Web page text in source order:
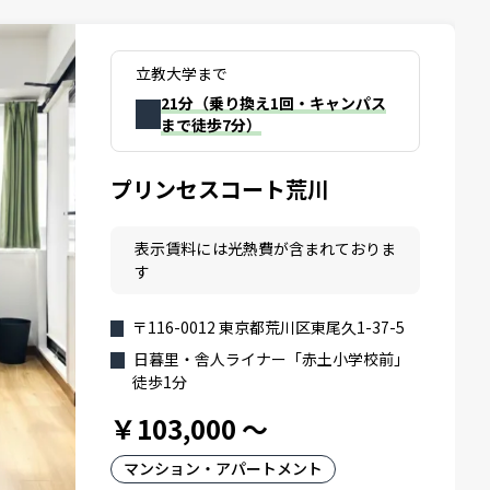
立教大学まで
21分（乗り換え1回・キャンパス
まで徒歩7分）
プリンセスコート荒川
表示賃料には光熱費が含まれておりま
す
〒116-0012 東京都荒川区東尾久1-37-5
日暮里・舎人ライナー「赤土小学校前」
徒歩1分
￥103,000 ～
マンション・アパートメント